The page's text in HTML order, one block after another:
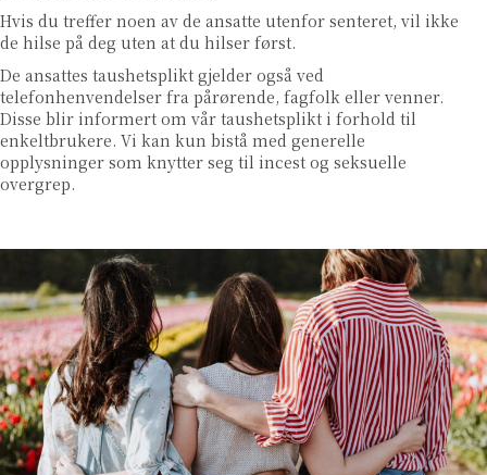
Hvis du treffer noen av de ansatte utenfor senteret, vil ikke
de hilse på deg uten at du hilser først.
De ansattes taushetsplikt gjelder også ved
telefonhenvendelser fra pårørende, fagfolk eller venner.
Disse blir informert om vår taushetsplikt i forhold til
enkeltbrukere. Vi kan kun bistå med generelle
opplysninger som knytter seg til incest og seksuelle
overgrep.